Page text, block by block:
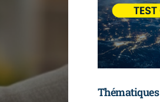
Thématiques